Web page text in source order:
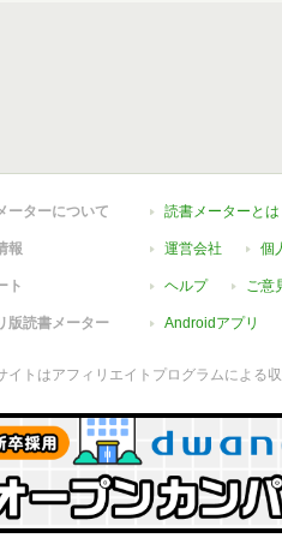
ーターについて 読書メーターとは
報 運営会社 個
ト ヘルプ ご意
版読書メーター Androidアプリ
イトはアフィリエイトプログラムによる